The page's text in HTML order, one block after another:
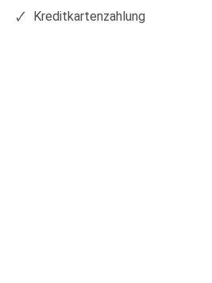
Kreditkartenzahlung